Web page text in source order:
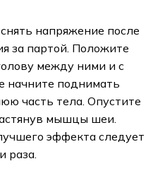
напряжение после
за партой. Положите
между ними и с
начните поднимать
часть тела. Опустите
мышцы шеи.
эффекта следует
раза.